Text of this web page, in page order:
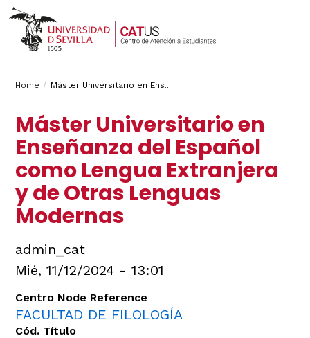
Breadcrumbs
You
here:
Home Máster Universitario en Ens...
Máster Universitario en
Enseñanza del Español
como Lengua Extranjera
y de Otras Lenguas
Modernas
admin_cat
Mié, 11/12/2024 - 13:01
Centro Node Reference
FACULTAD DE FILOLOGÍA
Cód. Título